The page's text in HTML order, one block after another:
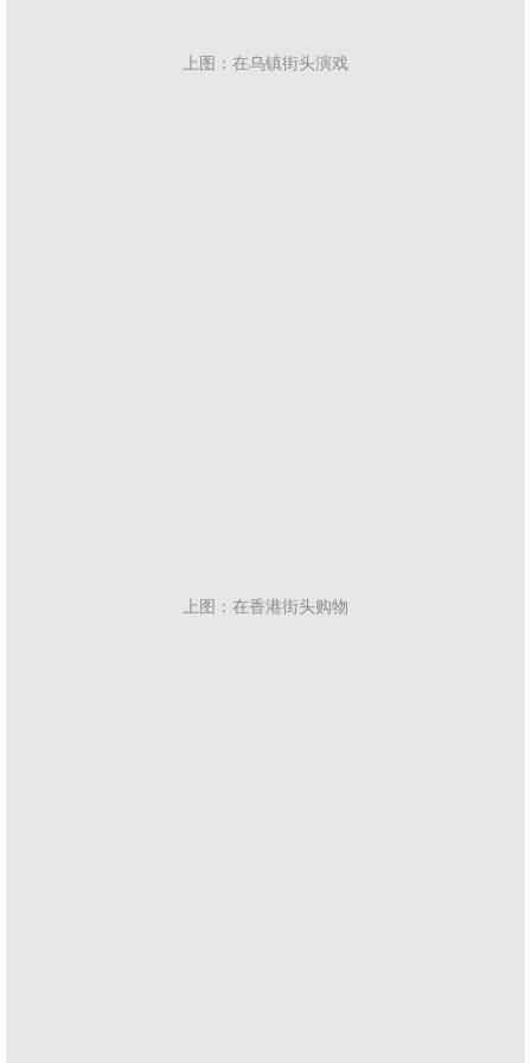
上图：在乌镇街头演戏
上图：在香港街头购物